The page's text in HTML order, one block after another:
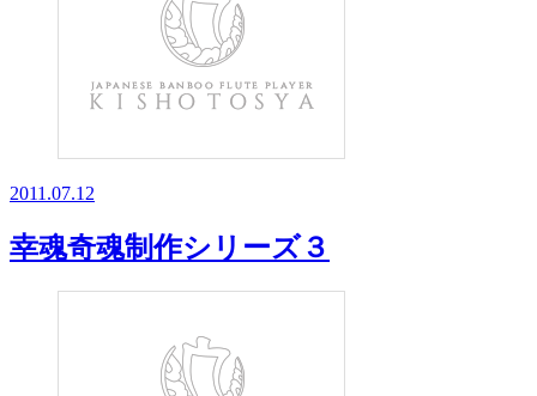
2011.07.12
幸魂奇魂制作シリーズ３